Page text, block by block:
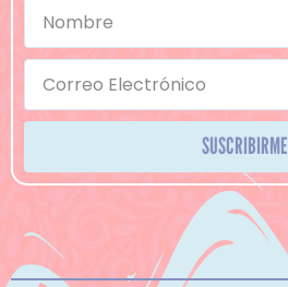
SUSCRIBIRME